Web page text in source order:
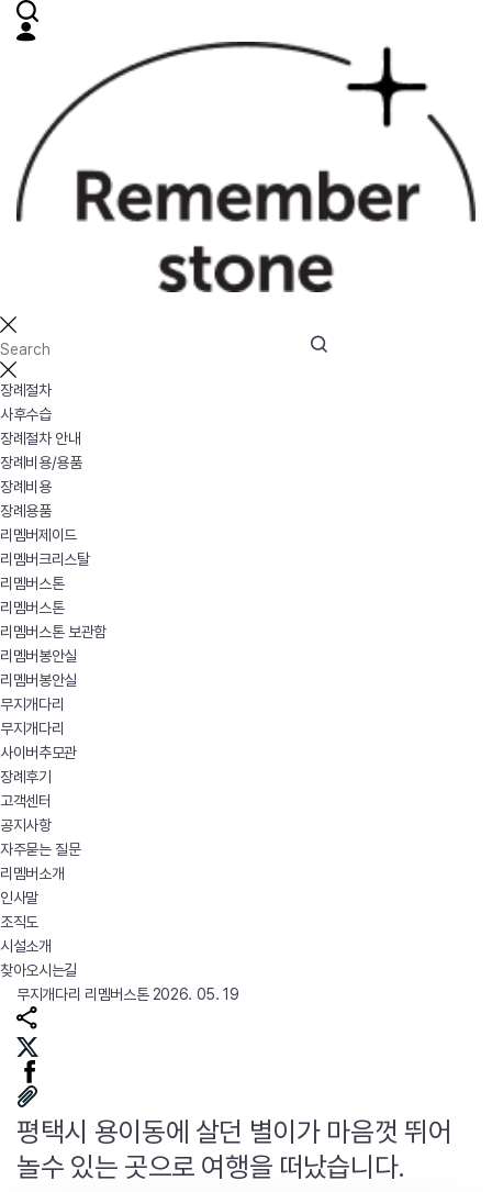
장례절차
사후수습
장례절차 안내
장례비용/용품
장례비용
장례용품
리멤버제이드
리멤버크리스탈
리멤버스톤
리멤버스톤
리멤버스톤 보관함
리멤버봉안실
리멤버봉안실
무지개다리
무지개다리
사이버추모관
장례후기
고객센터
공지사항
자주묻는 질문
리멤버소개
인사말
조직도
시설소개
찾아오시는길
무지개다리 리멤버스톤 2026. 05. 19
평택시 용이동에 살던 별이가 마음껏 뛰어
놀수 있는 곳으로 여행을 떠났습니다.